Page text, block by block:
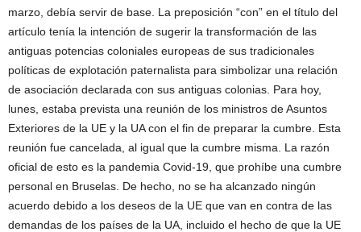
marzo, debía servir de base. La preposición “con” en el título del
artículo tenía la intención de sugerir la transformación de las
antiguas potencias coloniales europeas de sus tradicionales
políticas de explotación paternalista para simbolizar una relación
de asociación declarada con sus antiguas colonias. Para hoy,
lunes, estaba prevista una reunión de los ministros de Asuntos
Exteriores de la UE y la UA con el fin de preparar la cumbre. Esta
reunión fue cancelada, al igual que la cumbre misma. La razón
oficial de esto es la pandemia Covid-19, que prohíbe una cumbre
personal en Bruselas. De hecho, no se ha alcanzado ningún
acuerdo debido a los deseos de la UE que van en contra de las
demandas de los países de la UA, incluido el hecho de que la UE